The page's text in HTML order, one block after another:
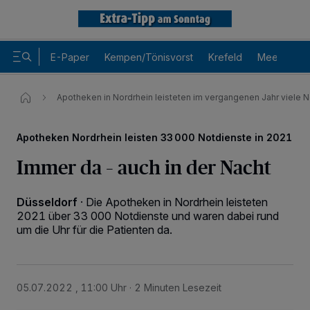
E-Paper Kempen/Tönisvorst Krefeld Meerbusch
Apotheken in Nordrhein leisteten im vergangenen Jahr viele
Apotheken Nordrhein leisten 33 000 Notdienste in 2021
Immer da – auch in der Nacht
Düsseldorf · Die Apotheken in Nordrhein leisteten
2021 über 33 000 Notdienste und waren dabei rund
um die Uhr für die Patienten da.
05.07.2022 , 11:00 Uhr 2 Minuten Lesezeit